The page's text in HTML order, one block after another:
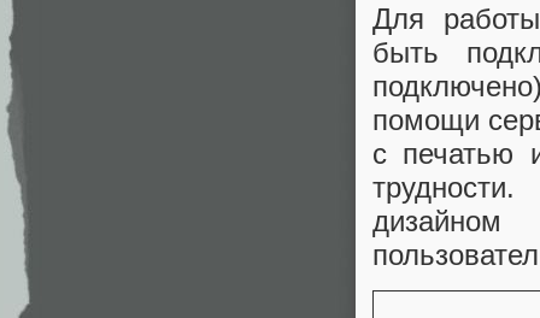
Для
быть
помощи
с печатью